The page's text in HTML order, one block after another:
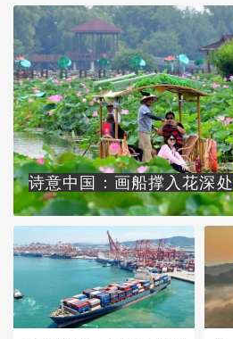
诗意中国：画船撑入花深处